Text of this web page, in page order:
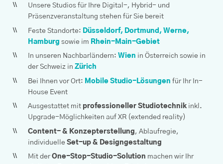
Unsere Studios für Ihre Digital-, Hybrid- und
Präsenzveranstaltung stehen für Sie bereit
Feste Standorte: Düsseldorf, Dortmund , Werne,
Hamburg sowie im Rhein-Main-Gebiet
In unseren Nachbarländern: Wien in Österreich sowie in
der Schweiz in Zürich
Bei Ihnen vor Ort: Mobile Studio-Lösungen für Ihr In-
House Event
Ausgestattet mit professioneller Studiotechnikinkl.
Upgrade-Möglichkeiten auf XR (extended reality)
Content- & Konzepterstellung, Ablaufregie,
individuelle Set-up & Designgestaltung
Mit derOne-Stop-Studio-Solution machen wir Ihr